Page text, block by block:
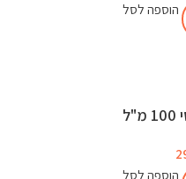
הוספה לסל
הוספה לסל